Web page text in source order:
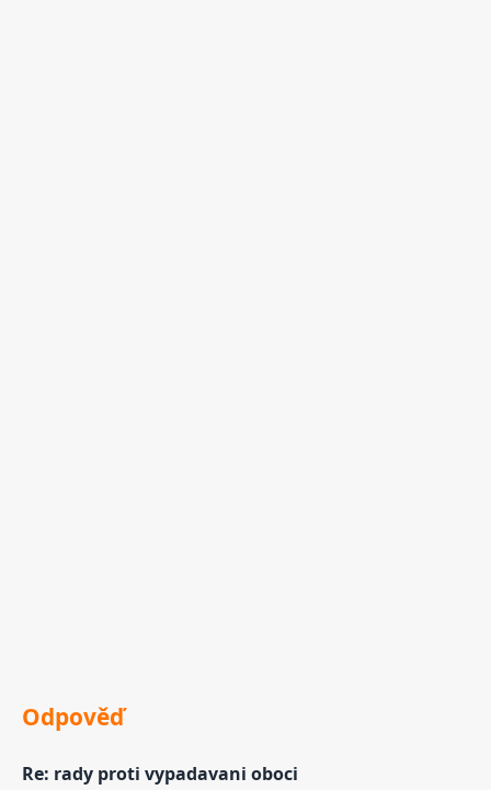
Odpověď
Re: rady proti vypadavani oboci